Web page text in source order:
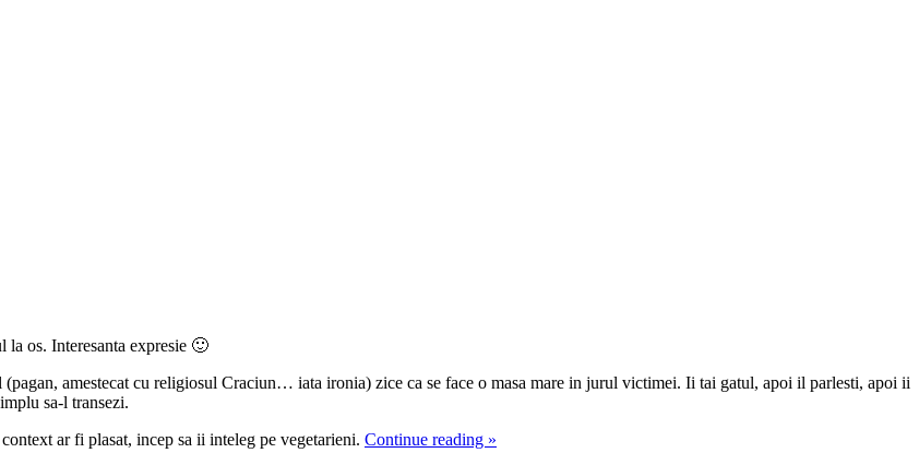
la os. Interesanta expresie 🙂
amestecat cu religiosul Craciun… iata ironia) zice ca se face o masa mare in jurul victimei. Ii tai gatul, apoi il parlesti, apoi ii
sa-l transezi.
ar fi plasat, incep sa ii inteleg pe vegetarieni. Continue reading »